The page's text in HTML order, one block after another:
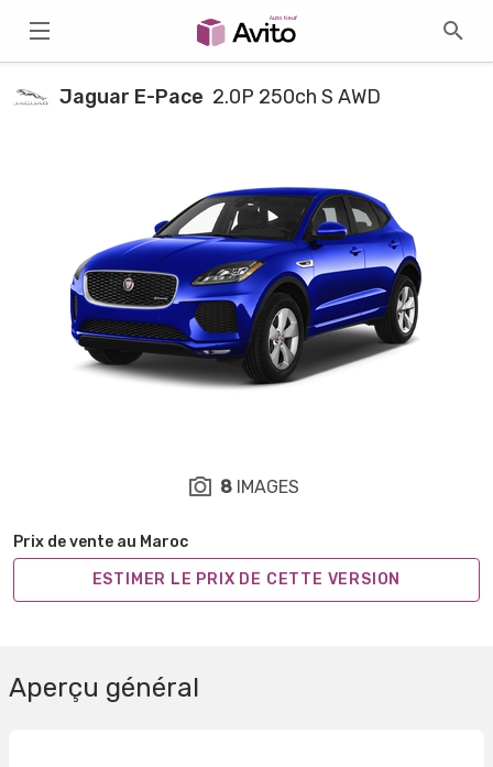
Jaguar E-Pace 2.0P 250ch S AWD
Prix de vente au Maroc
ESTIMER LE PRIX DE CETTE VERSION
8 IMAGES
Aperçu général